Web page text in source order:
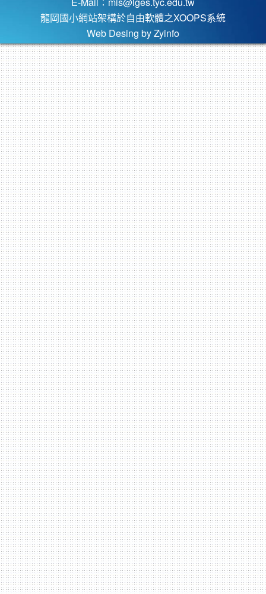
mis@lges.tyc.edu.tw
龍岡國小網站架構於自由軟體之XOOPS系統
Web Desing by Zyinfo